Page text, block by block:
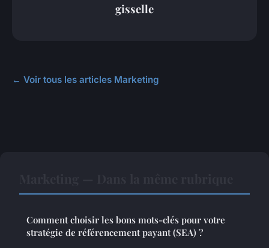
gisselle
← Voir tous les articles Marketing
Comment choisir les bons mots-clés pour votre
stratégie de référencement payant (SEA) ?